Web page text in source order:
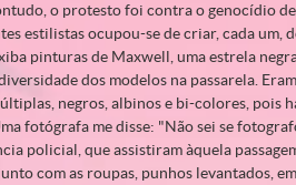
o protesto foi contra o genocídio
estilistas ocupou-se de criar, cada um,
pinturas de Maxwell, uma estrela
dos modelos na passarela.
negros, albinos e bi-colores, pois
fotógrafa me disse: "Não sei se
policial, que assistiram àquela
com as roupas, punhos levantados,